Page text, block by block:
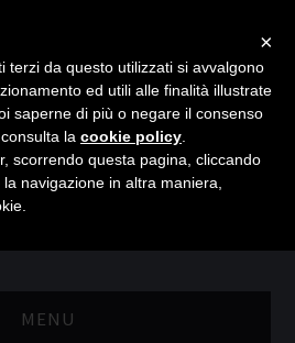
MENU
×
terzi da questo utilizzati si avvalgono
ed utili alle finalità illustrate
saperne di più o negare il consenso
la cookie policy
scorrendo questa pagina, cliccando
navigazione in altra maniera,